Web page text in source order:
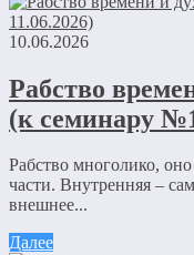
10.06.2026
Рабство
(к семинару
Рабство многолико,
части. Внутренняя –
внешнее...
Далее